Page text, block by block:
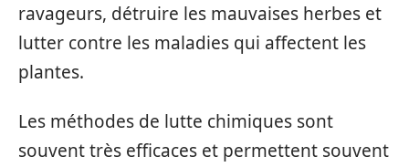
ravageurs, détruire les mauvaises herbes et
lutter contre les maladies qui affectent les
plantes.
Les méthodes de lutte chimiques sont
souvent très efficaces et permettent souvent